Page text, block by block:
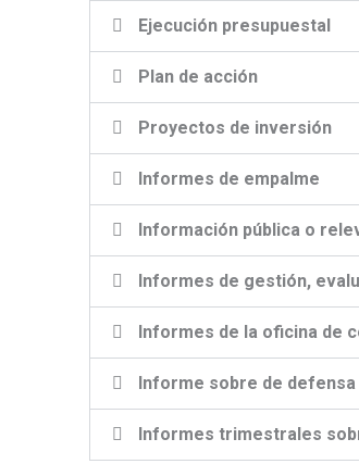
Ejecución presupuestal
Plan de acción
Proyectos de inversión
Informes de empalme
Información pública o
Informes de gestión,
Informes de la oficina de
Informe sobre de
Informes trimestrales